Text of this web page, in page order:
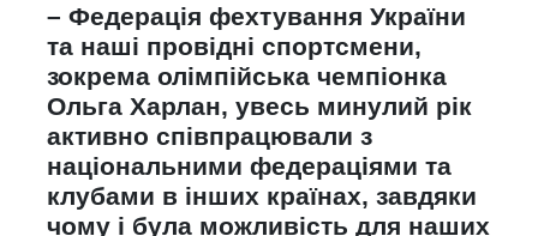
– Федерація фехтування України
та наші провідні спортсмени,
зокрема олімпійська чемпіонка
Ольга Харлан, увесь минулий рік
активно співпрацювали з
національними федераціями та
клубами в інших країнах, завдяки
чому і була можливість для наших